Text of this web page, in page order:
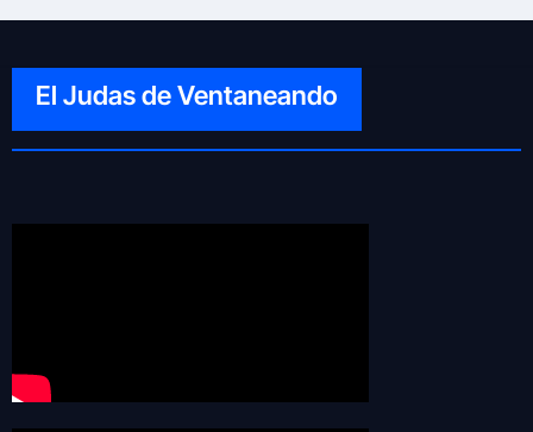
El Judas de Ventaneando